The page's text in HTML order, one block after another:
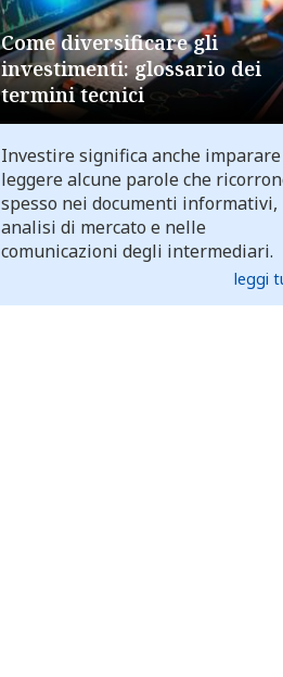
Come diversificare gli
investimenti: glossario dei
termini tecnici
Investire significa anche
leggere alcune parole che
spesso nei documenti
analisi di mercato e nelle
comunicazioni degli intermediari.
leggi